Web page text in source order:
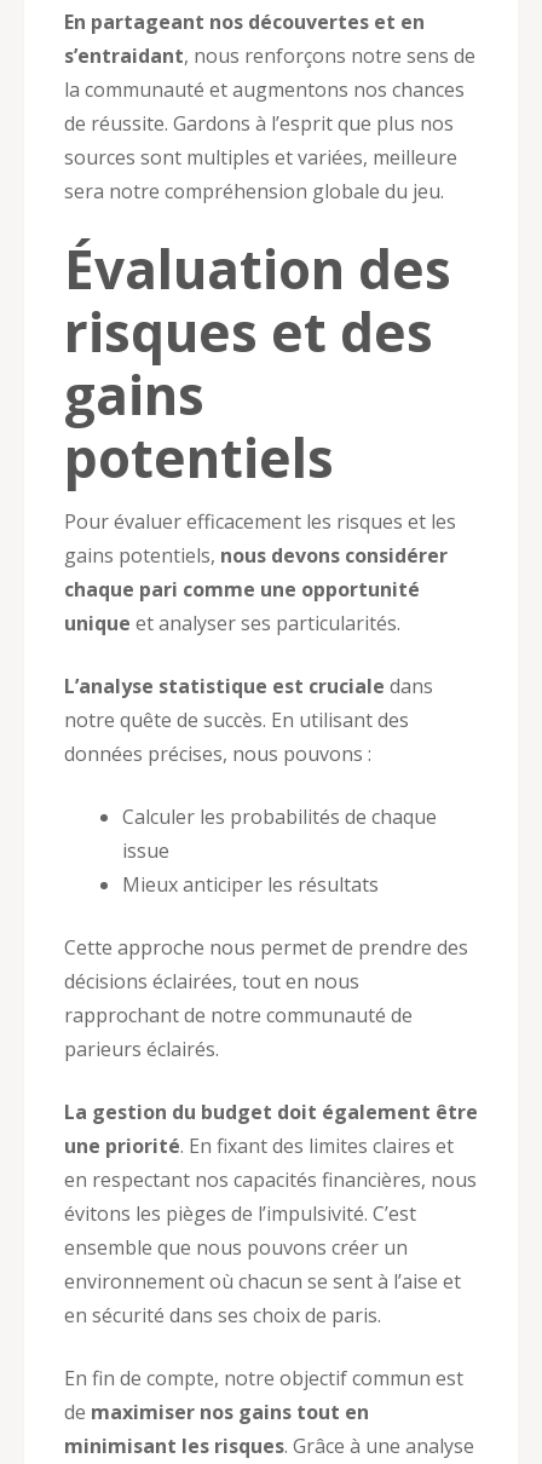
En partageant nos découvertes et en
s’entraidant, nous renforçons notre sens de
la communauté et augmentons nos chances
de réussite. Gardons à l’esprit que plus nos
sources sont multiples et variées, meilleure
sera notre compréhension globale du jeu.
Évaluation des
risques et des
gains
potentiels
Pour évaluer efficacement les risques et les
gains potentiels, nous devons considérer
chaque pari comme une opportunité
unique et analyser ses particularités.
L’analyse statistique est cruciale dans
notre quête de succès. En utilisant des
données précises, nous pouvons :
Calculer les probabilités de chaque
issue
Mieux anticiper les résultats
Cette approche nous permet de prendre des
décisions éclairées, tout en nous
rapprochant de notre communauté de
parieurs éclairés.
La gestion du budget doit également être
une priorité. En fixant des limites claires et
en respectant nos capacités financières, nous
évitons les pièges de l’impulsivité. C’est
ensemble que nous pouvons créer un
environnement où chacun se sent à l’aise et
en sécurité dans ses choix de paris.
En fin de compte, notre objectif commun est
de maximiser nos gains tout en
minimisant les risques. Grâce à une analyse